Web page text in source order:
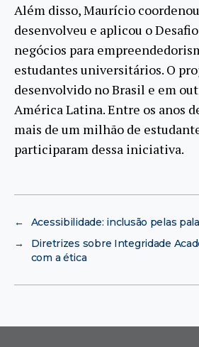
Além disso, Maurício
desenvolveu e aplicou o
negócios para
estudantes universitários. O
desenvolvido no Brasil e em
América Latina. Entre os anos
mais de um milhão de
participaram dessa iniciativa.
←
Acessibilidade: inclusão pelas
→
Diretrizes sobre Integridade
com a ética